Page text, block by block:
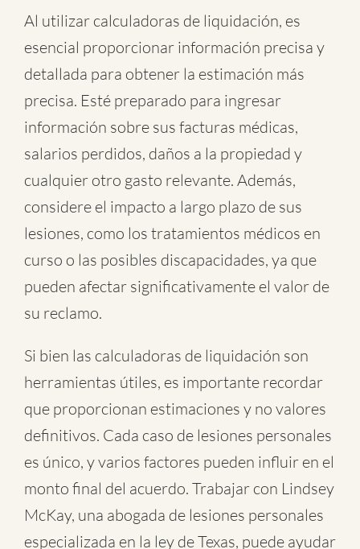
Al utilizar calculadoras de liquidación, es
esencial proporcionar información precisa y
detallada para obtener la estimación más
precisa. Esté preparado para ingresar
información sobre sus facturas médicas,
salarios perdidos, daños a la propiedad y
cualquier otro gasto relevante. Además,
considere el impacto a largo plazo de sus
lesiones, como los tratamientos médicos en
curso o las posibles discapacidades, ya que
pueden afectar significativamente el valor de
su reclamo.
Si bien las calculadoras de liquidación son
herramientas útiles, es importante recordar
que proporcionan estimaciones y no valores
definitivos. Cada caso de lesiones personales
es único, y varios factores pueden influir en el
monto final del acuerdo. Trabajar con Lindsey
McKay, una abogada de lesiones personales
especializada en la ley de Texas, puede ayudar